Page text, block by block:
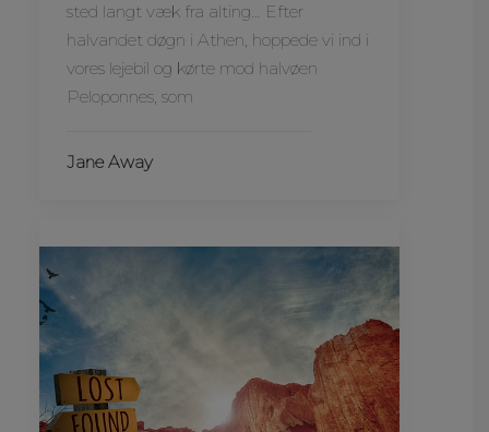
sted langt væk fra alting… Efter
halvandet døgn i Athen, hoppede vi ind i
vores lejebil og kørte mod halvøen
Peloponnes, som
Jane Away